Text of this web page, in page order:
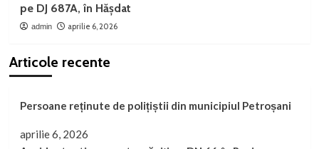
pe DJ 687A, în Hășdat
admin aprilie 6, 2026
Articole recente
Persoane reținute de polițiștii din municipiul Petroșani
aprilie 6, 2026